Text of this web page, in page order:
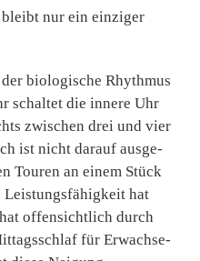
nur ein einziger
biologische Rhythmus
schaltet die innere Uhr
zwischen drei und vier
ist nicht darauf ausge­
Touren an einem Stück
Leis­tungsfähigkeit hat
offensicht­lich durch
für Erwachse­